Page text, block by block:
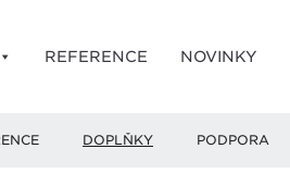
REFERENCE NOVINKY
DOPLŇKY PODPORA